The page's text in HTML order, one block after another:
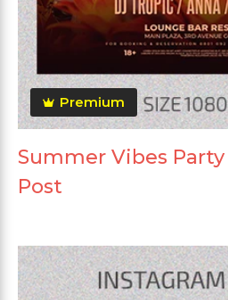
Premium
Summer Vibes
Post